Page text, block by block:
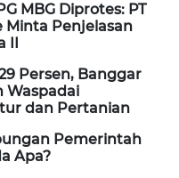
MBG Diprotes: PT
Minta Penjelasan
II
Persen, Banggar
Waspadai
dan Pertanian
Pemerintah
Apa?